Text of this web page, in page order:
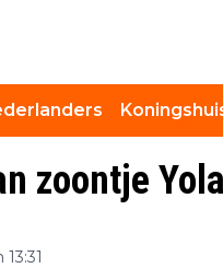
zoontje